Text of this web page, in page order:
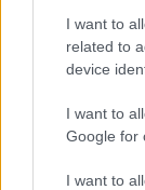
I want to
related to
device
I want to
Google for
I want to